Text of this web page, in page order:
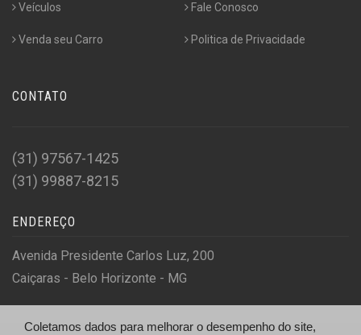
Veículos
Venda seu Carro
Fale Conosco
Politica de Privacidade
CONTATO
(31) 97567-1425
(31) 99887-8215
ENDEREÇO
Avenida Presidente Carlos Luz, 200
Caiçaras - Belo Horizonte - MG
Coletamos dados para melhorar o desempenho do site,